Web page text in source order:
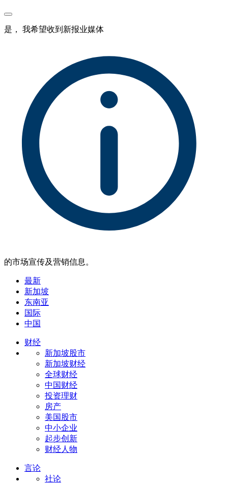
是， 我希望收到新报业媒体
的市场宣传及营销信息。
最新
新加坡
东南亚
国际
中国
财经
新加坡股市
新加坡财经
全球财经
中国财经
投资理财
房产
美国股市
中小企业
起步创新
财经人物
言论
社论